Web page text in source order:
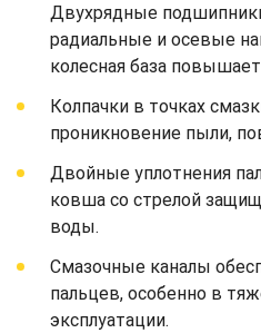
Двухрядные
радиальные и осевые
колесная база
Колпачки в точках
проникновение пыли,
Двойные уплотнения
ковша со стрелой
воды.
Смазочные каналы
пальцев, особенно в
эксплуатации.